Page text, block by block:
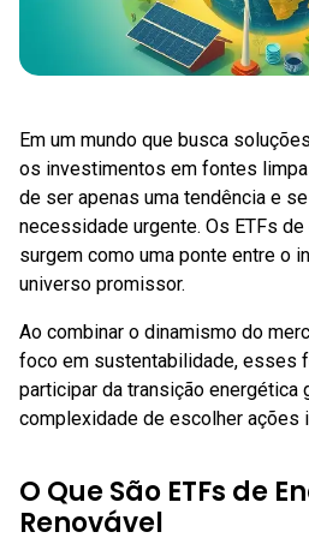
Em um mundo que busca
os investimentos em fontes
de ser apenas uma tendência e
necessidade urgente. Os ETFs
surgem como uma ponte entre o
universo promissor.
Ao combinar o dinamismo do
foco em sustentabilidade, esses
participar da transição energética
complexidade de escolher ações
O Que São ETFs de
Renovável